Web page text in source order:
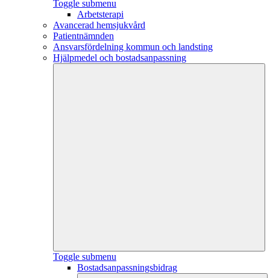
Toggle submenu
Arbetsterapi
Avancerad hemsjukvård
Patientnämnden
Ansvarsfördelning kommun och landsting
Hjälpmedel och bostadsanpassning
Toggle submenu
Bostadsanpassningsbidrag